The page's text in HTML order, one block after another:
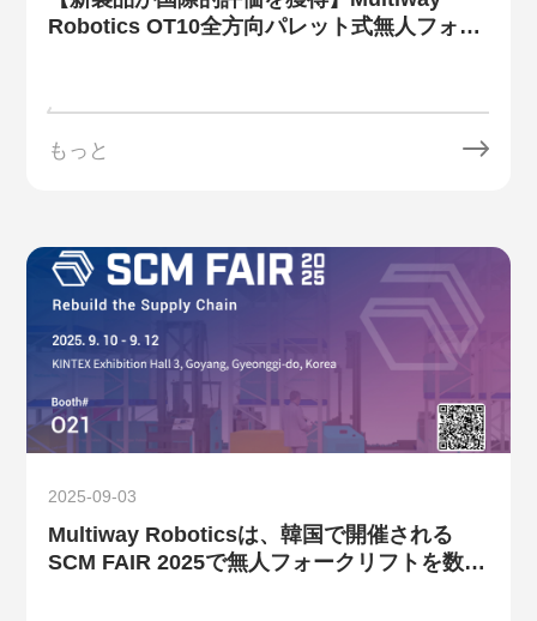
Robotics OT10全方向パレット式無人フォー
もっと
2025-09-03
Multiway Roboticsは、韓国で開催される
SCM FAIR 2025で無人フォークリフトを数台